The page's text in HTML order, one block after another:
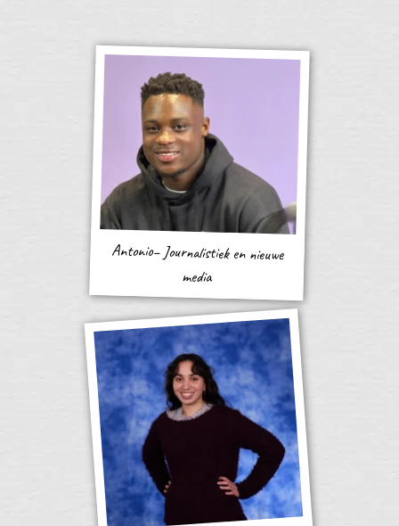
Antonio– Journalistiek en nieuwe
media